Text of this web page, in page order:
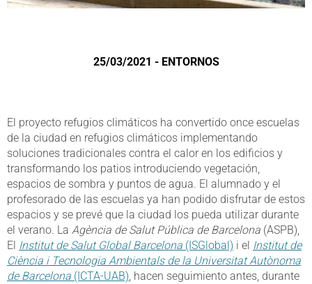
25/03/2021 - ENTORNOS
El proyecto refugios climáticos ha convertido once escuelas
de la ciudad en refugios climáticos implementando
soluciones tradicionales contra el calor en los edificios y
transformando los patios introduciendo vegetación,
espacios de sombra y puntos de agua. El alumnado y el
profesorado de las escuelas ya han podido disfrutar de estos
espacios y se prevé que la ciudad los pueda utilizar durante
el verano. La Agència de Salut Pública de Barcelona (ASPB),
El Institut de Salut Global Barcelona (ISGlobal) i el Institut de
Ciència i Tecnologia Ambientals de la Universitat Autònoma
de Barcelona (ICTA-UAB), hacen seguimiento antes, durante